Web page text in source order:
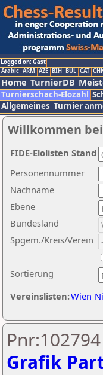
Logged on: Gast
Arabic ARM AZE BIH BUL CAT
Home TurnierDB
Turnierschach-Elozahl
Allgemeines Turnier
Willkommen
Nachname
Ebene
Sortierung
Personennummer
Bundesland
Spgem./Kreis/Verein
Vereinslisten:Wien
FIDE-Elolisten Stand
Grafik